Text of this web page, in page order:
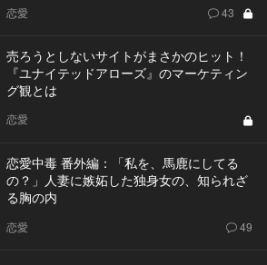
恋愛 43
売ろうとしないサイトがまさかのヒット！
『ユナイテッドアローズ』のマーケティン
グ観とは
恋愛
恋愛中毒 番外編：「私を、馬鹿にしてる
の？」人妻に嫉妬した独身女の、知られざ
る胸の内
恋愛 49